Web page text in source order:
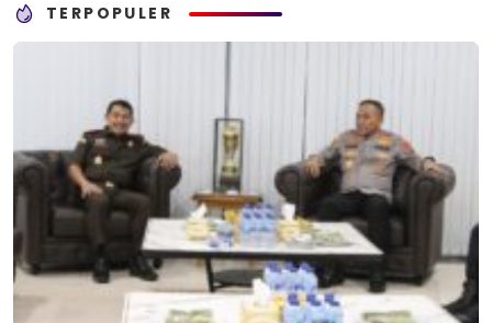
TERPOPULER